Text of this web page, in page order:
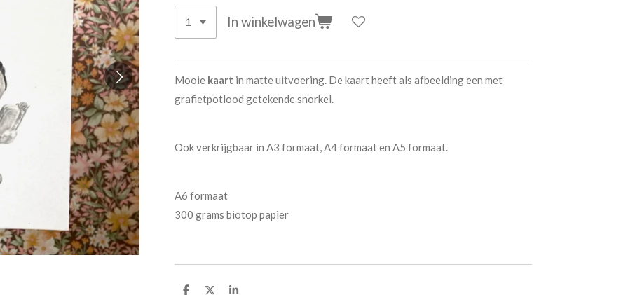
In winkelwagen
Mooie kaart in matte uitvoering. De kaart heeft als afbeelding een met
grafietpotlood getekende snorkel.
Ook verkrijgbaar in A3 formaat, A4 formaat en A5 formaat.
A6 formaat
300 grams biotop papier